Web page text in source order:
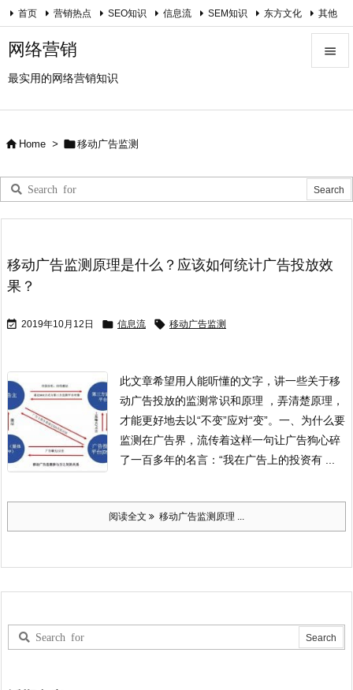
网络营销
最实用的网络营销知识

Prev

Next
Search
首页 营销热点 SEO知识 信息流 SEM知识 东方文化 其他
关于我
 Home > 移动广告监测
移动广告监测原理是什么？应该如何统计广告投放效
果？
 2019年10月12日  信息流  移动广告监测
此文章希望用人能听懂的文字，讲一些关于移
动广告投放的监测常识和原理 ，弄清楚原理，
才能更好地去以“不变”应对“变”。 一、为什么要
监测在广告界，流传着这样一句让广告狗心碎
了一百多年的名言：“我在广告上的投资有 ...
阅读全文 移动广告监测原理 ...